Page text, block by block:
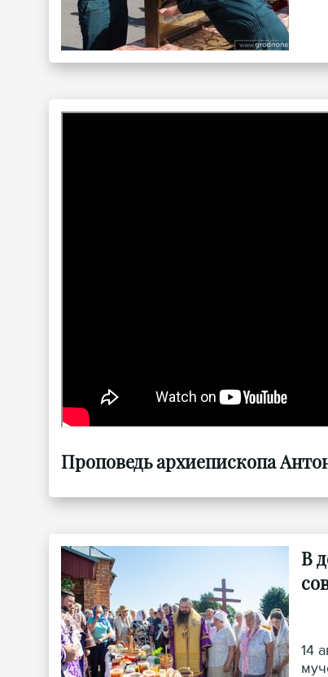
Проповедь архиепископа
В
14